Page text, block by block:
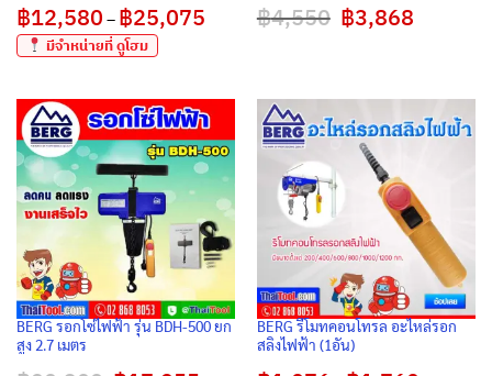
ลดแรง งานเสร็จไว
฿12,580 – ฿25,075Price
range:
มีจำหน่ายที่ ดูโฮม
฿4,550 Original
price
฿3,868Current
price
BERG รอกโซ่ไฟฟ้า รุ่น BDH-500 ยก
สูง 2.7 เมตร
BERG รีโมทคอนโทรล อะไหล่รอก
สลิงไฟฟ้า (1อัน)